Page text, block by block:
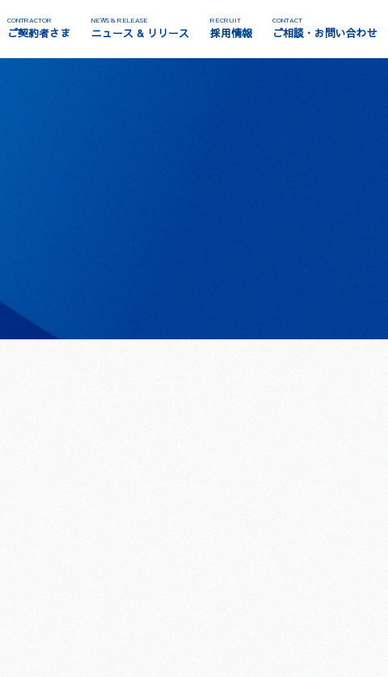
CONTRACTOR
ご契約者さま
NEWS & RELEASE
ニュース & リリース
RECRUIT
採用情報
CONTACT
ご相談・お問い合わせ